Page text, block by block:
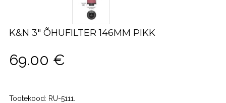
K&N 3″ ÕHUFILTER 146MM PIKK
69.00 €
Tootekood: RU-5111